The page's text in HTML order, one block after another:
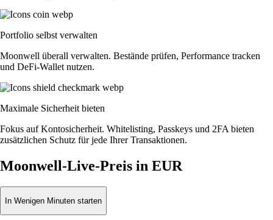
Portfolio selbst verwalten
Moonwell überall verwalten. Bestände prüfen, Performance tracken
und DeFi-Wallet nutzen.
Maximale Sicherheit bieten
Fokus auf Kontosicherheit. Whitelisting, Passkeys und 2FA bieten
zusätzlichen Schutz für jede Ihrer Transaktionen.
Moonwell-Live-Preis in EUR
In Wenigen Minuten starten